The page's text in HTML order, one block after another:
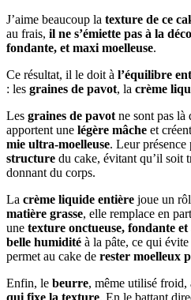
J’aime beaucoup la texture de ce
au frais, il ne s’émiette pas à la
fondante, et maxi moelleuse.
Ce résultat, il le doit à l’équilibre
: les graines de pavot, la crème
Les graines de pavot ne sont pas
apportent une légère mâche et
mie ultra-moelleuse. Leur présence
structure du cake, évitant qu’il soit
donnant du corps.
La crème liquide entière joue un
matière grasse, elle remplace en
une texture onctueuse, fondante et
belle humidité à la pâte, ce qui
permet au cake de rester moelleux
Enfin, le beurre, même utilisé froid,
qui fixe la texture. En le battant